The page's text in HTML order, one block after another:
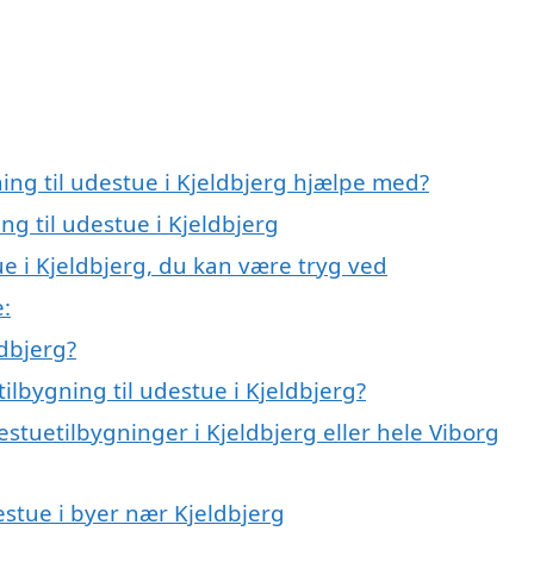
til udestue i Kjeldbjerg hjælpe med?
til udestue i Kjeldbjerg
i Kjeldbjerg, du kan være tryg ved
til udestue i Kjeldbjerg?
i Kjeldbjerg eller hele Viborg
i byer nær Kjeldbjerg